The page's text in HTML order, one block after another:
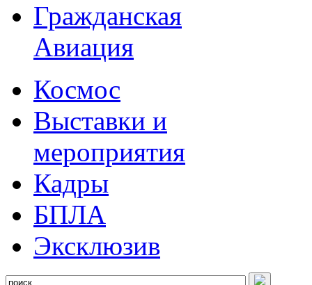
Гражданская
Авиация
Космос
Выставки и
мероприятия
Кадры
БПЛА
Эксклюзив